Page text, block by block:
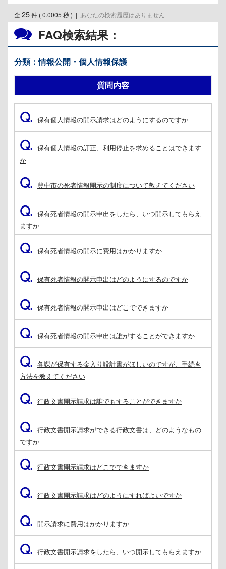
FAQ検索結果：
分類：情報公開・個人情報保護
全 25件 ( 0.0005 秒 ) | あなたの検索履歴はありません
質問内容
Q. 保有個人情報の開示請求はどのようにするのですか
Q. 保有個人情報の訂正、利用停止を求めることはできます
か
Q. 豊中市の死者情報開示の制度について教えてください
Q. 保有死者情報の開示申出をしたら、いつ開示してもらえ
ますか
Q. 保有死者情報の開示に費用はかかりますか
Q. 保有死者情報の開示申出はどのようにするのですか
Q. 保有死者情報の開示申出はどこでできますか
Q. 保有死者情報の開示申出は誰がすることができますか
Q. 各課が保有する金入り設計書がほしいのですが、手続き
方法を教えてください
Q. 行政文書開示請求は誰でもすることができますか
Q. 行政文書開示請求ができる行政文書は、どのようなもの
ですか
Q. 行政文書開示請求はどこでできますか
Q. 行政文書開示請求はどのようにすればよいですか
Q. 開示請求に費用はかかりますか
Q. 行政文書開示請求をしたら、いつ開示してもらえますか